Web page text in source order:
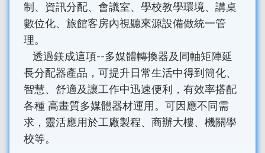
制、資訊分配、會議室、學校教學環境、講桌
數位化、旅館客房內視聽來源設備做統一管
理。
透過鎂成這項--多媒體轉換器及同軸矩陣延
長分配器產品，可提升日常生活中得到簡化、
智慧、舒適及讓工作中迅速便利，有效率搭配
各種 高畫質多媒體器材運用。可因應不同需
求，靈活應用於工廠製程、商辦大樓、機關學
校等。